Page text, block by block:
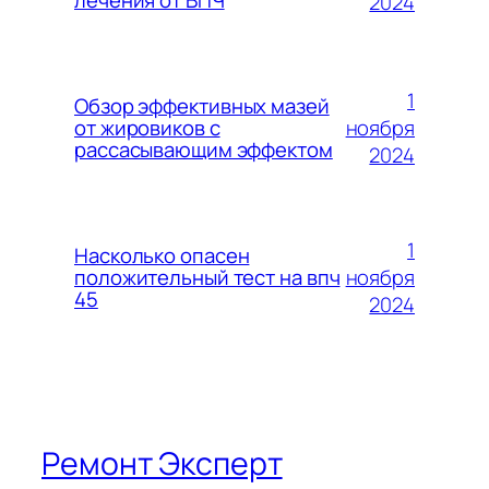
Обзор эффективных мазей
от жировиков с
рассасывающим эффектом
1
ноября
2024
Насколько опасен
положительный тест на впч
45
1
ноября
2024
Ремонт Эксперт